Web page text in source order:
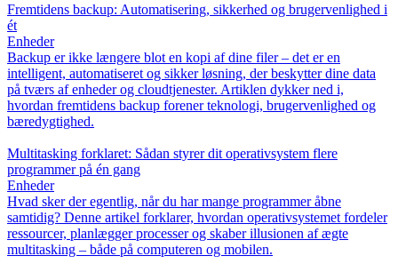
Fremtidens backup: Automatisering, sikkerhed og brugervenlighed i
ét
Enheder
Backup er ikke længere blot en kopi af dine filer – det er en
intelligent, automatiseret og sikker løsning, der beskytter dine data
på tværs af enheder og cloudtjenester. Artiklen dykker ned i,
hvordan fremtidens backup forener teknologi, brugervenlighed og
bæredygtighed.
Multitasking forklaret: Sådan styrer dit operativsystem flere
programmer på én gang
Enheder
Hvad sker der egentlig, når du har mange programmer åbne
samtidig? Denne artikel forklarer, hvordan operativsystemet fordeler
ressourcer, planlægger processer og skaber illusionen af ægte
multitasking – både på computeren og mobilen.